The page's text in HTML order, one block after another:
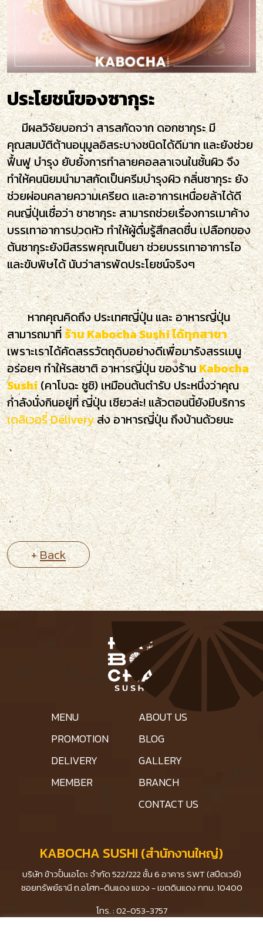
ประโยชน์ของซากุระ
มีผลวิจัยบอกว่า สารสกัดจาก ดอกซากุระ มี
คุณสมบัติต้านอนุมูลอิสระบางชนิดได้ดีมาก และยังช่วย
ฟื้นฟู บำรุง ยับยั้งการทำลายคอลลาเจนในชั้นผิว จึง
ทำให้คนนิยมนำมาสกัดเป็นครีมบำรุงผิว กลิ่นซากุระ ยัง
ช่วยผ่อนคลายความเครียด และอาการเหนื่อยล้าได้ดี
คนญี่ปุ่นเชื่อว่า ชาซากุระ สามารถช่วยเรื่องการเมาค้าง
บรรเทาอาการปวดหัว ทำให้ผู้ดื่มรู้สึกสดชื่น เปลือกของ
ต้นซากุระยังมีสรรพคุณเป็นยา ช่วยบรรเทาอาการไอ
และขับพิษได้ นับว่าสารพัดประโยชน์จริงๆ
หากคุณคิดถึง ประเทศญี่ปุ่น และ อาหารญี่ปุ่น
สามารถมาที่ร้าน Kabocha Sushi ได้ทุกสาขา
เพราะเราได้คัดสรรวัตถุดิบอย่างดีเพื่อมารังสรรเมนู
อร่อยๆ ทำให้รสชาติ อาหารญี่ปุ่น ของร้านKabocha
Sushi(คาโบฉะ ซูชิ) เหมือนต้นตำรับ ประหนึ่งว่าคุณ
กำลังนั่งกินอยู่ที่ ญี่ปุ่น เชียวล่ะ! แล้วตอนนี้ยังมีบริการ
เดลิเวอรี่ Delivery ส่ง อาหารญี่ปุ่น ถึงบ้านด้วยนะ
+Back
MENU
PROMOTION
DELIVERY
MEMBER
ABOUT US
BLOG
GALLERY
BRANCH
CONTACT US
KABOCHA SUSHI (สำนักงานใหญ่)
บริษัท ข้าวปั้นเอโดะ จำกัด 522/222 ชั้น 6 อาคาร SWT (สปีดเวย์)
ซอยทรัพย์ธานี ถ.อโศก-ดินแดง แขวง - เขตดินแดง กทม. 10400
โทร. : 02-053-3757